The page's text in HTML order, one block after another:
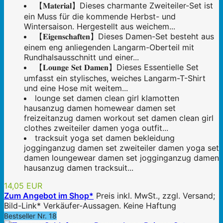
【𝐌𝐚𝐭𝐞𝐫𝐢𝐚𝐥】Dieses charmante Zweiteiler-Set ist
ein Muss für die kommende Herbst- und
Wintersaison. Hergestellt aus weichem...
【𝐄𝐢𝐠𝐞𝐧𝐬𝐜𝐡𝐚𝐟𝐭𝐞𝐧】Dieses Damen-Set besteht aus
einem eng anliegenden Langarm-Oberteil mit
Rundhalsausschnitt und einer...
【𝐋𝐨𝐮𝐧𝐠𝐞 𝐒𝐞𝐭 𝐃𝐚𝐦𝐞𝐧】Dieses Essentielle Set
umfasst ein stylisches, weiches Langarm-T-Shirt
und eine Hose mit weitem...
lounge set damen clean girl klamotten
hausanzug damen homewear damen set
freizeitanzug damen workout set damen clean girl
clothes zweiteiler damen yoga outfit...
tracksuit yoga set damen bekleidung
jogginganzug damen set zweiteiler damen yoga set
damen loungewear damen set jogginganzug damen
hausanzug damen tracksuit...
14,05 EUR
Zum Angebot im Shop* Preis inkl. MwSt., zzgl. Versand;
Bild-Link* Verkäufer-Aussagen. Keine Haftung
Bestseller Nr. 18